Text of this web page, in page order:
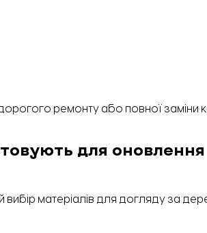
ремонту або повної заміни
для оновлення
матеріалів для догляду за